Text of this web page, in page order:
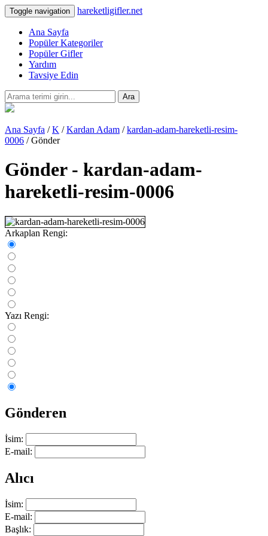
Toggle navigation hareketligifler.net
Ana Sayfa
Popüler Kategoriler
Popüler Gifler
Yardım
Tavsiye Edin
Ara
Ana Sayfa /K /Kardan Adam /kardan-adam-hareketli-resim-
0006 / Gönder
Gönder - kardan-adam-
hareketli-resim-0006
Arkaplan Rengi:
Yazı Rengi:
Gönderen
İsim:
E-mail:
Alıcı
İsim:
E-mail:
Başlık: